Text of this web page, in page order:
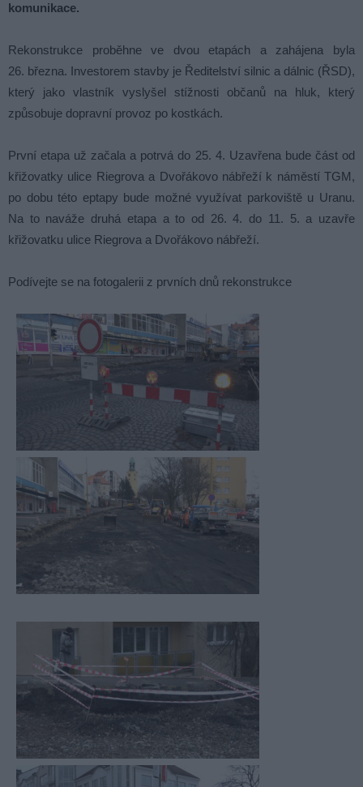
komunikace.
Rekonstrukce proběhne ve dvou etapách a zahájena byla
26. března. Investorem stavby je Ředitelství silnic a dálnic (ŘSD),
který jako vlastník vyslyšel stížnosti občanů na hluk, který
způsobuje dopravní provoz po kostkách.
První etapa už začala a potrvá do 25. 4. Uzavřena bude část od
křižovatky ulice Riegrova a Dvořákovo nábřeží k náměstí TGM,
po dobu této eptapy bude možné využívat parkoviště u Uranu.
Na to naváže druhá etapa a to od 26. 4. do 11. 5. a uzavře
křižovatku ulice Riegrova a Dvořákovo nábřeží.
Podívejte se na fotogalerii z prvních dnů rekonstrukce